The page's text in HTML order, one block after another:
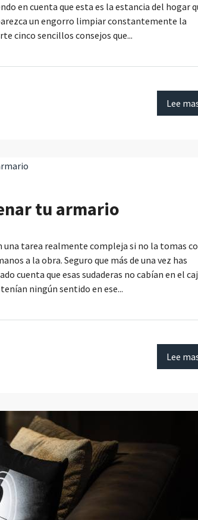
en cuenta que esta es la estancia del hogar
un engorro limpiar constantemente la
cinco sencillos consejos que...
Lee
tu armario
tarea realmente compleja si no la tomas
a la obra. Seguro que más de una vez has
cuenta que esas sudaderas no cabían en el
ningún sentido en ese...
Lee